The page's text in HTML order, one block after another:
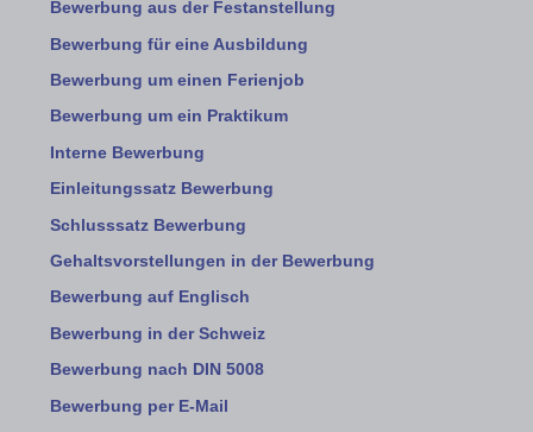
Bewerbung aus der Festanstellung
Bewerbung für eine Ausbildung
Bewerbung um einen Ferienjob
Bewerbung um ein Praktikum
Interne Bewerbung
Einleitungssatz Bewerbung
Schlusssatz Bewerbung
Gehaltsvorstellungen in der Bewerbung
Bewerbung auf Englisch
Bewerbung in der Schweiz
Bewerbung nach DIN 5008
Bewerbung per E-Mail